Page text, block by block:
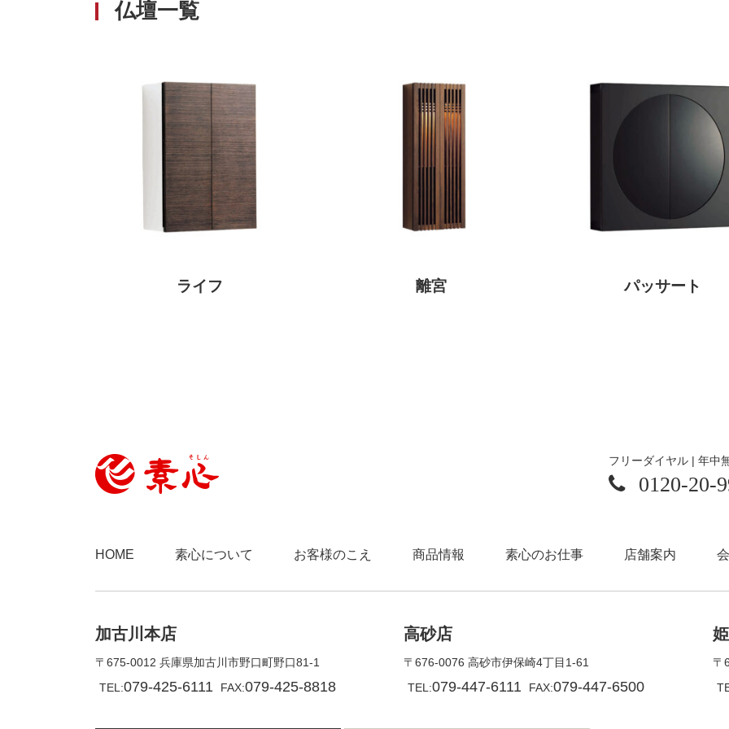
仏壇一覧
ライフ 離宮 パッサート
フリーダイヤル | 年中
0120-20-
HOME 素心について お客様のこえ 商品情報 素心のお仕事 店舗案内
加古川本店
〒675-0012 兵庫県加古川市野口町野口81-1
TEL:079-425-6111 FAX:079-425-8818
高砂店
〒676-0076 高砂市伊保崎4丁目1-61
TEL:079-447-6111 FAX:079-447-6500
〒